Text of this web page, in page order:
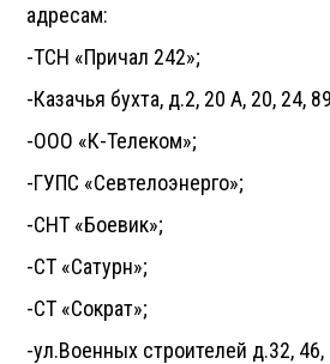
адресам:
-ТСН «Причал 242»;
-Казачья бухта, д.2, 20 А, 20, 24,
-ООО «К-Телеком»;
-ГУПС «Севтелоэнерго»;
-СНТ «Боевик»;
-СТ «Сатурн»;
-СТ «Сократ»;
-ул.Военных строителей д.32, 46,